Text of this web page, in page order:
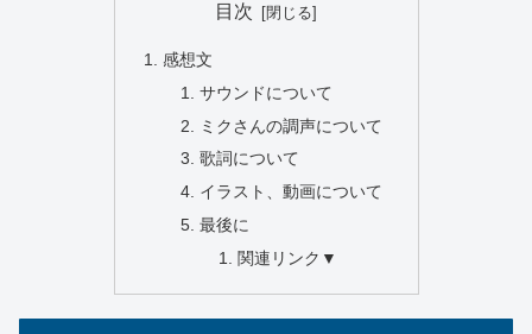
目次
感想文
サウンドについて
ミクさんの調声について
歌詞について
イラスト、動画について
最後に
関連リンク▼